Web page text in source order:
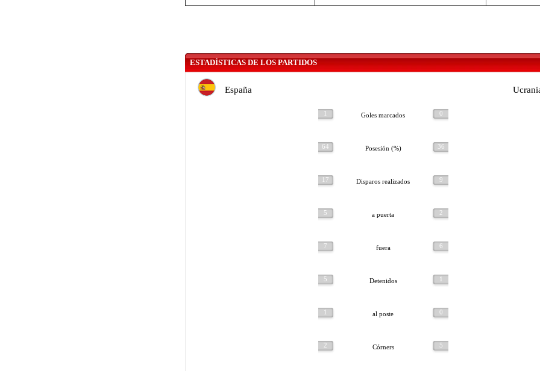
ESTADÍSTICAS DE LOS PARTIDOS
España
1 Goles marcados 0
64 Posesión (%) 36
17 Disparos realizados 9
5 a puerta 2
7 fuera 6
5 Detenidos 1
1 al poste 0
2 Córners 5